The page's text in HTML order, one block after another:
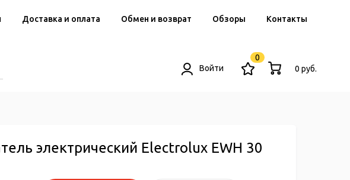
Доставка и оплата Обмен и возврат Обзоры Контакты
Войти
0
0 руб.
электрический Electrolux EWH 30